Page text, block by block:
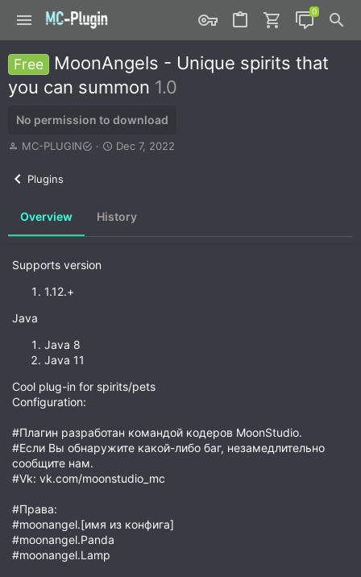
Free
MoonAngels - Unique spirits that
you can summon 1.0
No permission to download
A
r
MC-PLUGIN
C
i
Dec 7, 2022
Plugins
Overview History
Supports version
1.12.+
Java
Java 8
Java 11
Cool plug-in for spirits/pets
Configuration:
#Плагин разработан командой кодеров MoonStudio.
#Если Вы обнаружите какой-либо баг, незамедлительно
сообщите нам.
#Vk: vk.com/moonstudio_mc
#Права:
#moonangel.[имя из конфига]
#moonangel.Panda
#moonangel.Lamp